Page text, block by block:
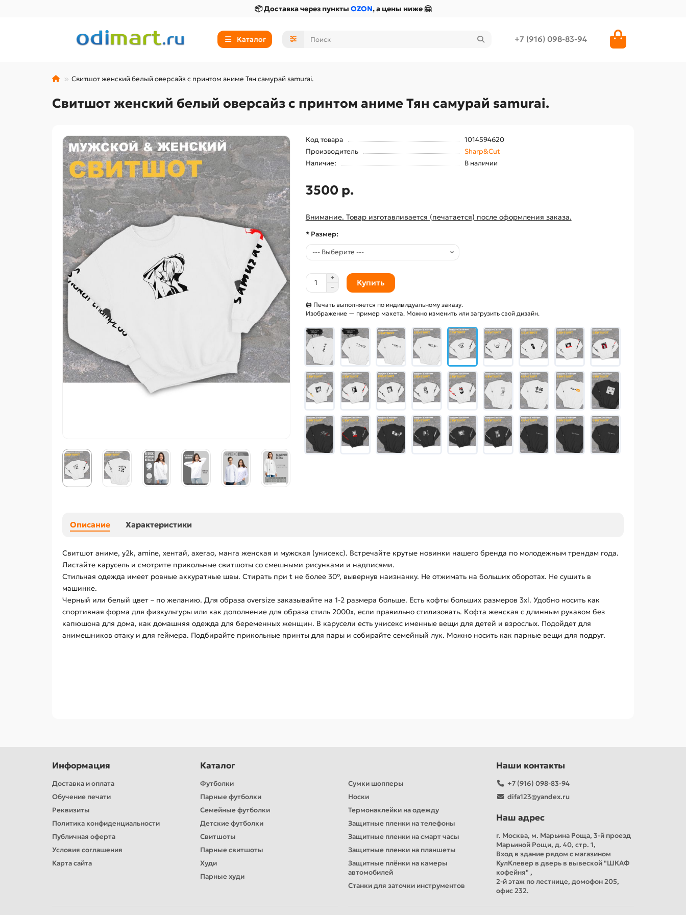
📦 Доставка через пункты OZON, а цены ниже 🤗
Каталог +7 (916) 098-83-94
Свитшот женский белый оверсайз с принтом аниме Тян самурай samurai.
Свитшот женский белый оверсайз с принтом аниме Тян самурай samurai.
Код товара
1014594620
Производитель
Sharp&Cut
Наличие:
В наличии
3500 р.
Внимание. Товар изготавливается (печатается) после оформления заказа.
* Размер:
Купить
🖨 Печать выполняется по индивидуальному заказу.
Изображение — пример макета. Можно изменить или загрузить свой дизайн.
Описание Характеристики
Свитшот аниме, y2k, amine, хентай, ахегао, манга женская и мужская (унисекс). Встречайте крутые новинки нашего бренда по молодежным трендам года.
Листайте карусель и смотрите прикольные свитшоты со смешными рисунками и надписями.
Стильная одежда имеет ровные аккуратные швы. Стирать при t не более 30°, вывернув наизнанку. Не отжимать на больших оборотах. Не сушить в
машинке.
Черный или белый цвет – по желанию. Для образа oversize заказывайте на 1-2 размера больше. Есть кофты больших размеров 3xl. Удобно носить как
спортивная форма для физкультуры или как дополнение для образа стиль 2000х, если правильно стилизовать. Кофта женская с длинным рукавом без
капюшона для дома, как домашняя одежда для беременных женщин. В карусели есть унисекс именные вещи для детей и взрослых. Подойдет для
анимешников отаку и для геймера. Подбирайте прикольные принты для пары и собирайте семейный лук. Можно носить как парные вещи для подруг.
Информация
Доставка и оплата
Обучение печати
Реквизиты
Политика конфиденциальности
Публичная оферта
Условия соглашения
Карта сайта
Каталог
Футболки
Парные футболки
Семейные футболки
Детские футболки
Свитшоты
Парные свитшоты
Худи
Парные худи
Сумки шопперы
Носки
Термонаклейки на одежду
Защитные пленки на телефоны
Защитные пленки на смарт часы
Защитные пленки на планшеты
Защитные плёнки на камеры
автомобилей
Станки для заточки инструментов
Наши контакты
+7 (916) 098-83-94
difa123@yandex.ru
Наш адрес
г. Москва, м. Марьина Роща, 3-й проезд
Марьиной Рощи, д. 40, стр. 1,
Вход в здание рядом с магазином
КулКлевер в дверь в вывеской "ШКАФ
кофейня" ,
2-й этаж по лестнице, домофон 205,
офис 232.